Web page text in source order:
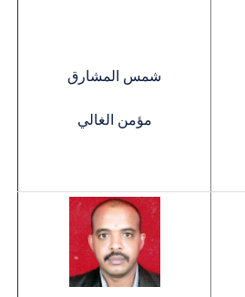
شمس المشارق
مؤمن الغالي